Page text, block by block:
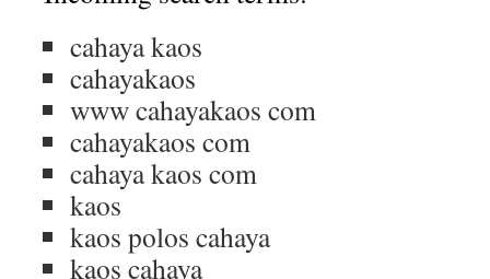
cahaya kaos
cahayakaos
www cahayakaos com
cahayakaos com
cahaya kaos com
kaos
kaos polos cahaya
kaos cahaya